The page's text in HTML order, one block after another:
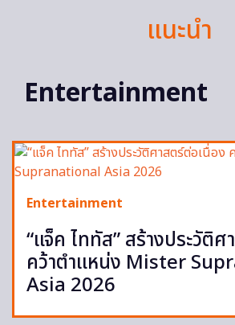
แนะนำ
Entertainment
Entertainment
“แจ็ค ไททัส” สร้างประวัติศ
คว้าตำแหน่ง Mister
Asia 2026